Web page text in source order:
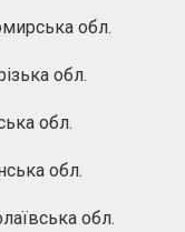
обл.
обл.
обл.
обл.
обл.